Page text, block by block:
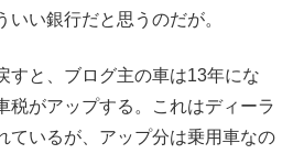
い銀行だと思うのだが。
すと、ブログ主の車は13年にな
税がアップする。これはディーラ
ているが、アップ分は乗用車なの